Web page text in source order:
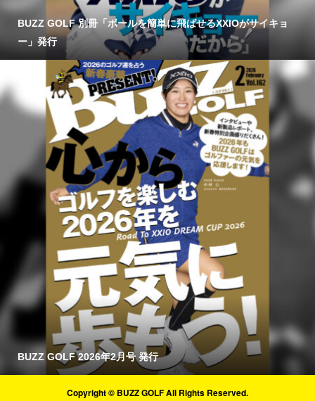
BUZZ GOLF 別冊「ボールを簡単に飛ばせるXXIOがサイキョ
ー」発行
BUZZ GOLF 2026年2月号 発行
Copyright © BUZZ GOLF All Rights Reserved.